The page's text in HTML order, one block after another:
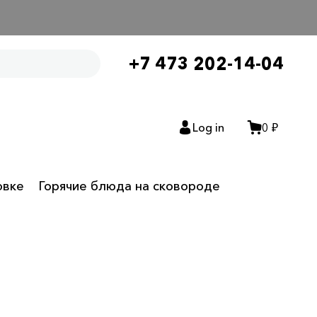
+7 473 202-14-04
Log in 0 ₽
Горячие блюда на сковороде